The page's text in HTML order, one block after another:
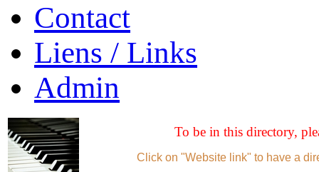
Contact
Liens / Links
Admin
To be in this directory,
Click on "Website link" to have a